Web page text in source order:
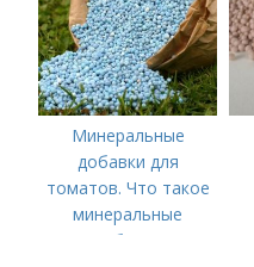
Минеральные
добавки для
томатов. Что такое
минеральные
удобрения